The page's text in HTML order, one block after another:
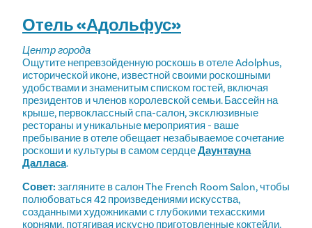
Отель «Адольфус»
Центр города
Ощутите непревзойденную роскошь в отеле Adolphus,
исторической иконе, известной своими роскошными
удобствами и знаменитым списком гостей, включая
президентов и членов королевской семьи. Бассейн на
крыше, первоклассный спа-салон, эксклюзивные
рестораны и уникальные мероприятия - ваше
пребывание в отеле обещает незабываемое сочетание
роскоши и культуры в самом сердцеДаунтауна
Далласа.
Совет: загляните в салон The French Room Salon, чтобы
полюбоваться 42 произведениями искусства,
созданными художниками с глубокими техасскими
корнями, потягивая искусно приготовленные коктейли.